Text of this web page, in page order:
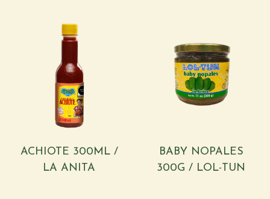
ACHIOTE 300ML /
LA ANITA
BABY NOPALES
300G / LOL-TUN